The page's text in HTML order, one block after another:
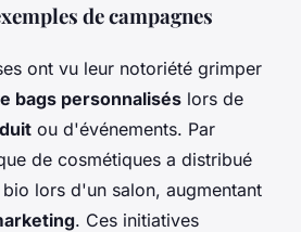
de campagnes
ont vu leur notoriété grimper
bags personnalisés lors de
ou d'événements. Par
de cosmétiques a distribué
lors d'un salon, augmentant
. Ces initiatives